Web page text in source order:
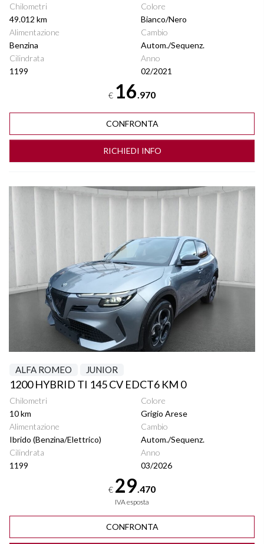
Chilometri
49.012 km
Colore
Bianco/Nero
Alimentazione
Benzina
Cambio
Autom./Sequenz.
Cilindrata
1199
Anno
02/2021
€ 16.970
CONFRONTA
RICHIEDI INFO
Vedi dettagli
ALFA ROMEO JUNIOR
1200 HYBRID TI 145 CV EDCT6 KM 0
Chilometri
10 km
Colore
Grigio Arese
Alimentazione
Ibrido (Benzina/Elettrico)
Cambio
Autom./Sequenz.
Cilindrata
1199
Anno
03/2026
€ 29.470
IVA esposta
CONFRONTA